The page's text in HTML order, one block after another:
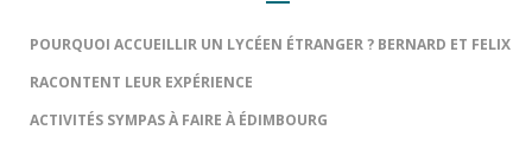
POURQUOI ACCUEILLIR UN LYCÉEN ÉTRANGER ? BERNARD ET FELIX
RACONTENT LEUR EXPÉRIENCE
ACTIVITÉS SYMPAS À FAIRE À ÉDIMBOURG